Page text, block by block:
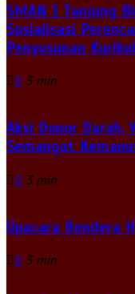
SMAN 1 Tanjung
Sosialisasi
Penyusunan
0 3 min
Aksi Donor Darah,
Semangat
0 3 min
Upacara Bendera
0 3 min